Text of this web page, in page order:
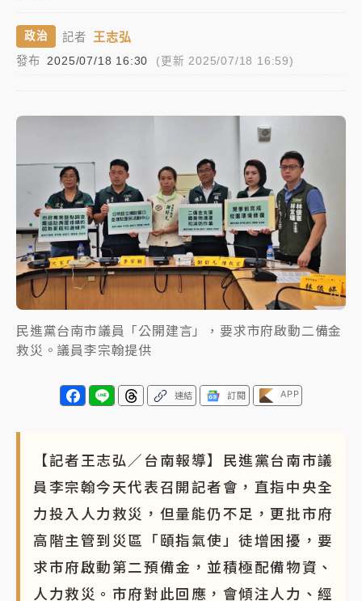
父親節泡湯了！中颱白海豚雨彈轟3天 「紅到發紫」降
雨熱區曝
暑假過三周才推「E宿新北打卡趣」！抽獎程序複雜 觀
中信慈善基金會想增加董事人數！辜仲諒向法院聲請遭
駁 理由曝光
故宮《龍藏經》特展第2檔！今線上預約開賣一度塞車
周六起展出延長至晚上7時
台東農業處長涉圖利渡假村！東檢抗告成功 今重開羈
押庭
父親節泡湯了！中颱白海豚雨彈轟3天 「紅到發紫」降
雨熱區曝
政治 記者 王志弘
發布 2025/07/18 16:30 (更新 2025/07/18 16:59)
民進黨台南市議員「公開建言」，要求市府啟動二備金
救災。議員李宗翰提供
連結 訂閱 APP
【記者王志弘／台南報導】民進黨台南市議
員李宗翰今天代表召開記者會，直指中央全
力投入人力救災，但量能仍不足，更批市府
高階主管到災區「頤指氣使」徒增困擾，要
求市府啟動第二預備金，並積極配備物資、
人力救災。市府對此回應，會傾注人力、經